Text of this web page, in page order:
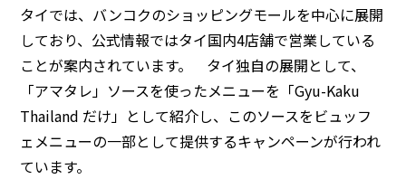
タイでは、バンコクのショッピングモールを中心に展開
しており、公式情報ではタイ国内4店舗で営業している
ことが案内されています。 タイ独自の展開として、
「アマタレ」ソースを使ったメニューを「Gyu-Kaku
Thailand だけ」として紹介し、このソースをビュッフ
ェメニューの一部として提供するキャンペーンが行われ
ています。